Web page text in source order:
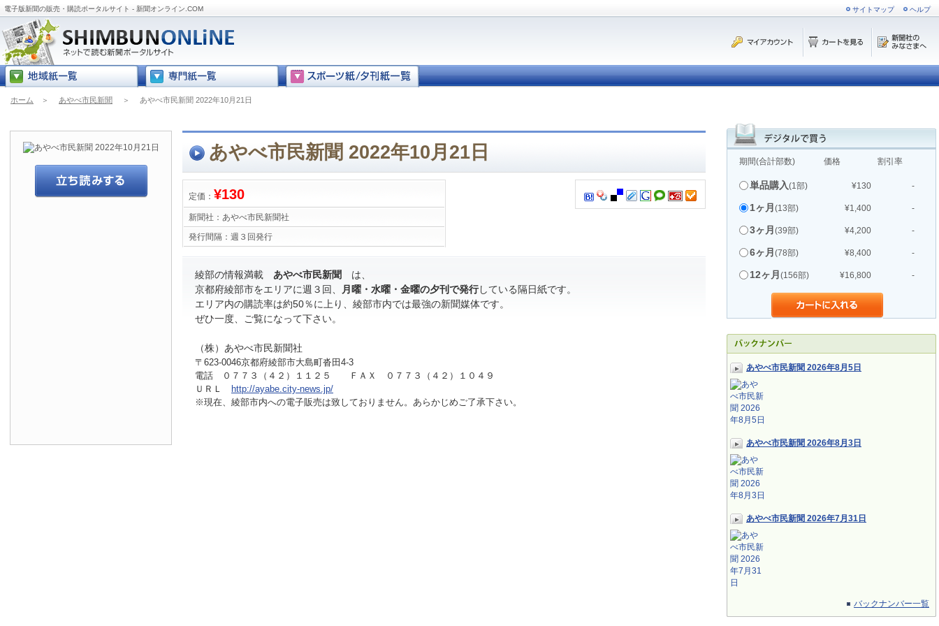
電子版新聞の販売・購読ポータルサイト - 新聞オンライン.COM サイトマップ ヘルプ
ホーム ＞ あやべ市民新聞 ＞ あやべ市民新聞 2022年10月21日
期間(合計部数) 価格 割引率
単品購入(1部) ¥130 -
1ヶ月 (13部) ¥1,400 -
3ヶ月 (39部) ¥4,200 -
6ヶ月 (78部) ¥8,400 -
12ヶ月 (156部) ¥16,800 -
あやべ市民新聞 2026年8月5日
あやべ市民新聞 2026年8月3日
あやべ市民新聞 2026年7月31日
バックナンバー一覧
あやべ市民新聞 2022年10月21日
定価： ¥130
新聞社： あやべ市民新聞社
発行間隔： 週３回発行
綾部の情報満載 あやべ市民新聞 は、
京都府綾部市をエリアに週３回、
月曜・水曜・金曜の夕刊で発行している隔日紙です。
エリア内の購読率は約50％に上り、綾部市内では最強の新聞媒体です。
ぜひ一度、ご覧になって下さい。
（株）あやべ市民新聞社
〒623-0046京都府綾部市大島町沓田4-3
電話 ０７７３（４２）１１２５ ＦＡＸ ０７７３（４２）１０４９
ＵＲＬ
http://ayabe.city-news.jp/
※現在、綾部市内への電子販売は致しておりません。あらかじめご了承下さい。